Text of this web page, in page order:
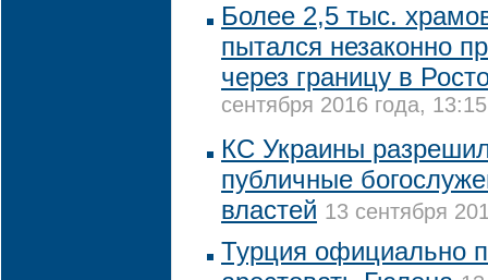
Более 2,5 тыс.
пытался незаконно
через границу в
сентября 2016 года, 13:15
КС Украины
публичные
властей 13 сентября
Турция официально